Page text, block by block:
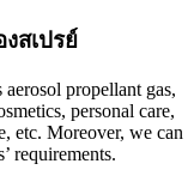
สเปรย์
propellant gas,
personal care,
etc. Moreover, we can
requirements.